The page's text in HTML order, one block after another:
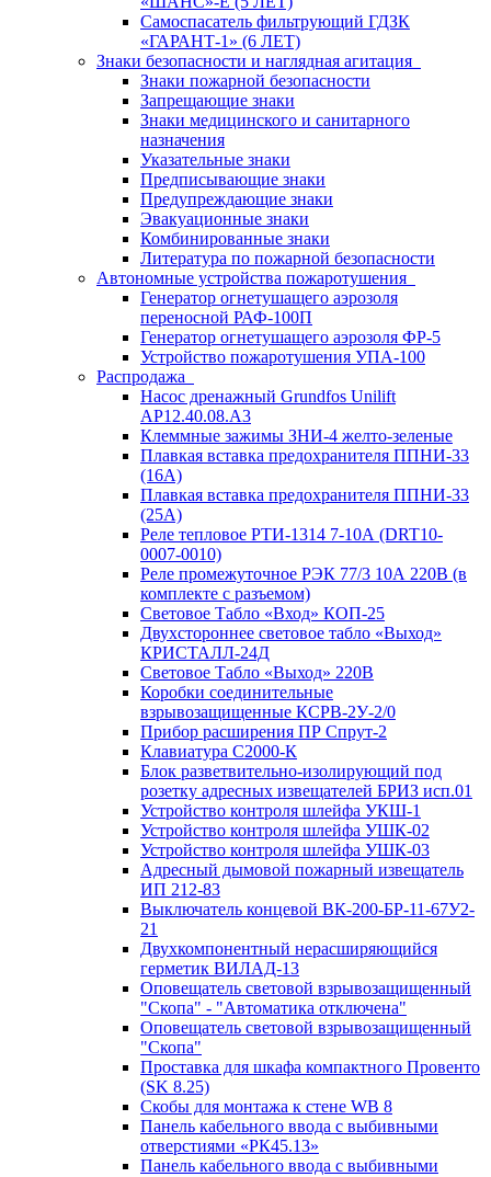
Самоспасатель фильтрующий ГДЗК
«ГАРАНТ-1» (6 ЛЕТ)
Знаки безопасности и наглядная агитация
Знаки пожарной безопасности
Запрещающие знаки
Знаки медицинского и санитарного
назначения
Указательные знаки
Предписывающие знаки
Предупреждающие знаки
Эвакуационные знаки
Комбинированные знаки
Литература по пожарной безопасности
Автономные устройства пожаротушения
Генератор огнетушащего аэрозоля
переносной РАФ-100П
Генератор огнетушащего аэрозоля ФР-5
Устройство пожаротушения УПА-100
Распродажа
Насос дренажный Grundfos Unilift
АP12.40.08.A3
Клеммные зажимы ЗНИ-4 желто-зеленые
Плавкая вставка предохранителя ППНИ-33
(16А)
Плавкая вставка предохранителя ППНИ-33
(25А)
Реле тепловое РТИ-1314 7-10А (DRT10-
0007-0010)
Реле промежуточное РЭК 77/3 10А 220В (в
комплекте с разъемом)
Световое Табло «Вход» КОП-25
Двухстороннее световое табло «Выход»
КРИСТАЛЛ-24Д
Световое Табло «Выход» 220В
Коробки соединительные
взрывозащищенные КСРВ-2У-2/0
Прибор расширения ПР Спрут-2
Клавиатура С2000-К
Блок разветвительно-изолирующий под
розетку адресных извещателей БРИЗ исп.01
Устройство контроля шлейфа УКШ-1
Устройство контроля шлейфа УШК-02
Устройство контроля шлейфа УШК-03
Адресный дымовой пожарный извещатель
ИП 212-83
Выключатель концевой ВК-200-БР-11-67У2-
21
Двухкомпонентный нерасширяющийся
герметик ВИЛАД-13
Оповещатель световой взрывозащищенный
"Скопа" - "Автоматика отключена"
Оповещатель световой взрывозащищенный
"Скопа"
Проставка для шкафа компактного Провенто
(SK 8.25)
Скобы для монтажа к стене WB 8
Панель кабельного ввода с выбивными
отверстиями «РК45.13»
Панель кабельного ввода с выбивными